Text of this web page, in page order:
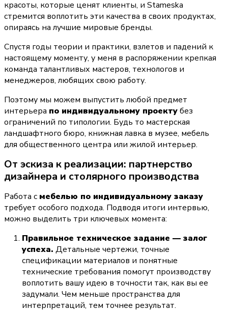
красоты, которые ценят клиенты, и Stameska
стремится воплотить эти качества в своих продуктах,
опираясь на лучшие мировые бренды.
Спустя годы теории и практики, взлетов и падений к
настоящему моменту, у меня в распоряжении крепкая
команда талантливых мастеров, технологов и
менеджеров, любящих свою работу.
Поэтому мы можем выпустить любой предмет
интерьера по индивидуальному проекту без
ограничений по типологии. Будь то мастерская
ландшафтного бюро, книжная лавка в музее, мебель
для общественного центра или жилой интерьер.
От эскиза к реализации: партнерство
дизайнера и столярного производства
Работа с мебелью по индивидуальному заказу
требует особого подхода. Подводя итоги интервью,
можно выделить три ключевых момента:
Правильное техническое задание — залог
успеха. Детальные чертежи, точные
спецификации материалов и понятные
технические требования помогут производству
воплотить вашу идею в точности так, как вы ее
задумали. Чем меньше пространства для
интерпретаций, тем точнее результат.